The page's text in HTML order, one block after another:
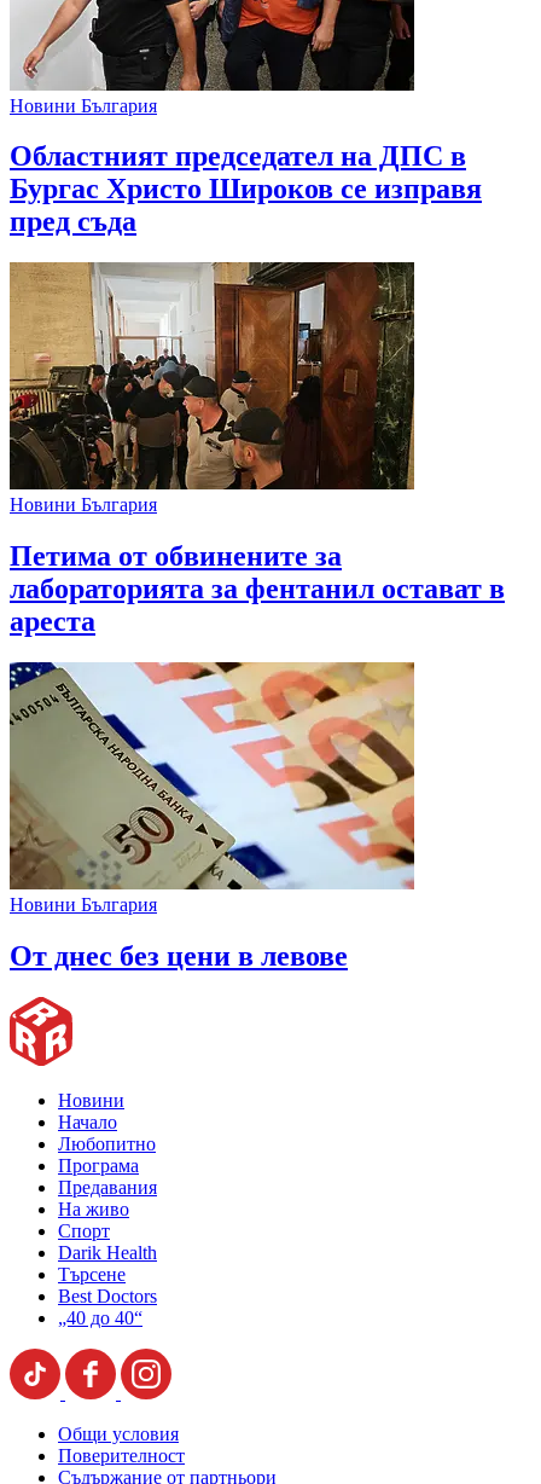
Новини България
Областният председател на ДПС в
Бургас Христо Широков се изправя
пред съда
Новини България
Петима от обвинените за
лабораторията за фентанил остават в
ареста
Новини България
От днес без цени в левове
Новини
Начало
Любопитно
Програма
Предавания
На живо
Спорт
Darik Health
Търсене
Best Doctors
„40 до 40“
Общи условия
Поверителност
Съдържание от партньори